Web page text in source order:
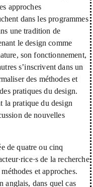
approches
dans les programmes
une tradition de
le design comme
son fonctionnement,
s’inscrivent dans un
des méthodes et
pratiques du design.
la pratique du design
de nouvelles
de quatre ou cinq
de la recherche
et approches.
anglais, dans quel cas